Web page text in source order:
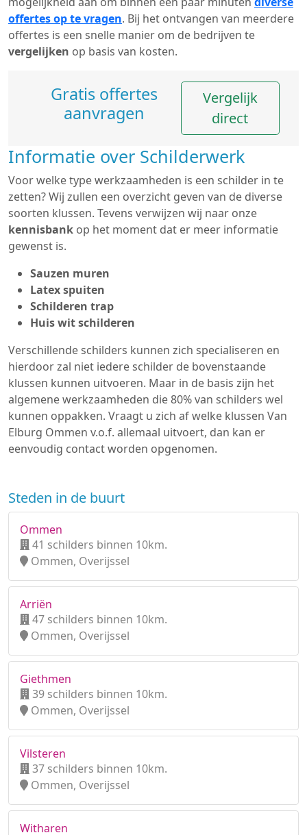
offertes op te vragen. Bij het ontvangen van meerdere
offertes is een snelle manier om de bedrijven te
vergelijken op basis van kosten.
Gratis offertes
aanvragen
Vergelijk
direct
Informatie over Schilderwerk
Voor welke type werkzaamheden is een schilder in te
zetten? Wij zullen een overzicht geven van de diverse
soorten klussen. Tevens verwijzen wij naar onze
kennisbank op het moment dat er meer informatie
gewenst is.
Sauzen muren
Latex spuiten
Schilderen trap
Huis wit schilderen
Verschillende schilders kunnen zich specialiseren en
hierdoor zal niet iedere schilder de bovenstaande
klussen kunnen uitvoeren. Maar in de basis zijn het
algemene werkzaamheden die 80% van schilders wel
kunnen oppakken. Vraagt u zich af welke klussen Van
Elburg Ommen v.o.f. allemaal uitvoert, dan kan er
eenvoudig contact worden opgenomen.
Steden in de buurt
Ommen
41 schilders binnen 10km.
Ommen, Overijssel
Arriën
47 schilders binnen 10km.
Ommen, Overijssel
Giethmen
39 schilders binnen 10km.
Ommen, Overijssel
Vilsteren
37 schilders binnen 10km.
Ommen, Overijssel
Witharen